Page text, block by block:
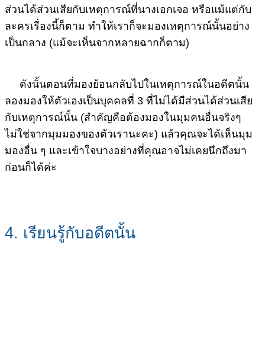
ส่วนได้ส่วนเสียกับเหตุการณ์ที่นางเอกเจอ หรือแม้แต่กับ
ละครเรื่องนี้ก็ตาม ทำให้เราก็จะมองเหตุการณ์นั้นอย่าง
เป็นกลาง (แม้จะเห็นจากหลายฉากก็ตาม)
ดังนั้นตอนที่มองย้อนกลับไปในเหตุการณ์ในอดีตนั้น
ลองมองให้ตัวเองเป็นบุคคลที่ 3 ที่ไม่ได้มีส่วนได้ส่วนเสีย
กับเหตุการณ์นั้น (สำคัญคือต้องมองในมุมคนอื่นจริงๆ
ไม่ใช่จากมุมมองของตัวเรานะคะ) แล้วคุณจะได้เห็นมุม
มองอื่น ๆ และเข้าใจบางอย่างที่คุณอาจไม่เคยนึกถึงมา
ก่อนก็ได้ค่ะ
4. เรียนรู้กับอดีตนั้น